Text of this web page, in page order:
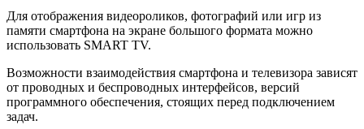
Для отображения видеороликов, фотографий или игр из
памяти смартфона на экране большого формата можно
использовать SMART TV.
Возможности взаимодействия смартфона и телевизора зависят
от проводных и беспроводных интерфейсов, версий
программного обеспечения, стоящих перед подключением
задач.